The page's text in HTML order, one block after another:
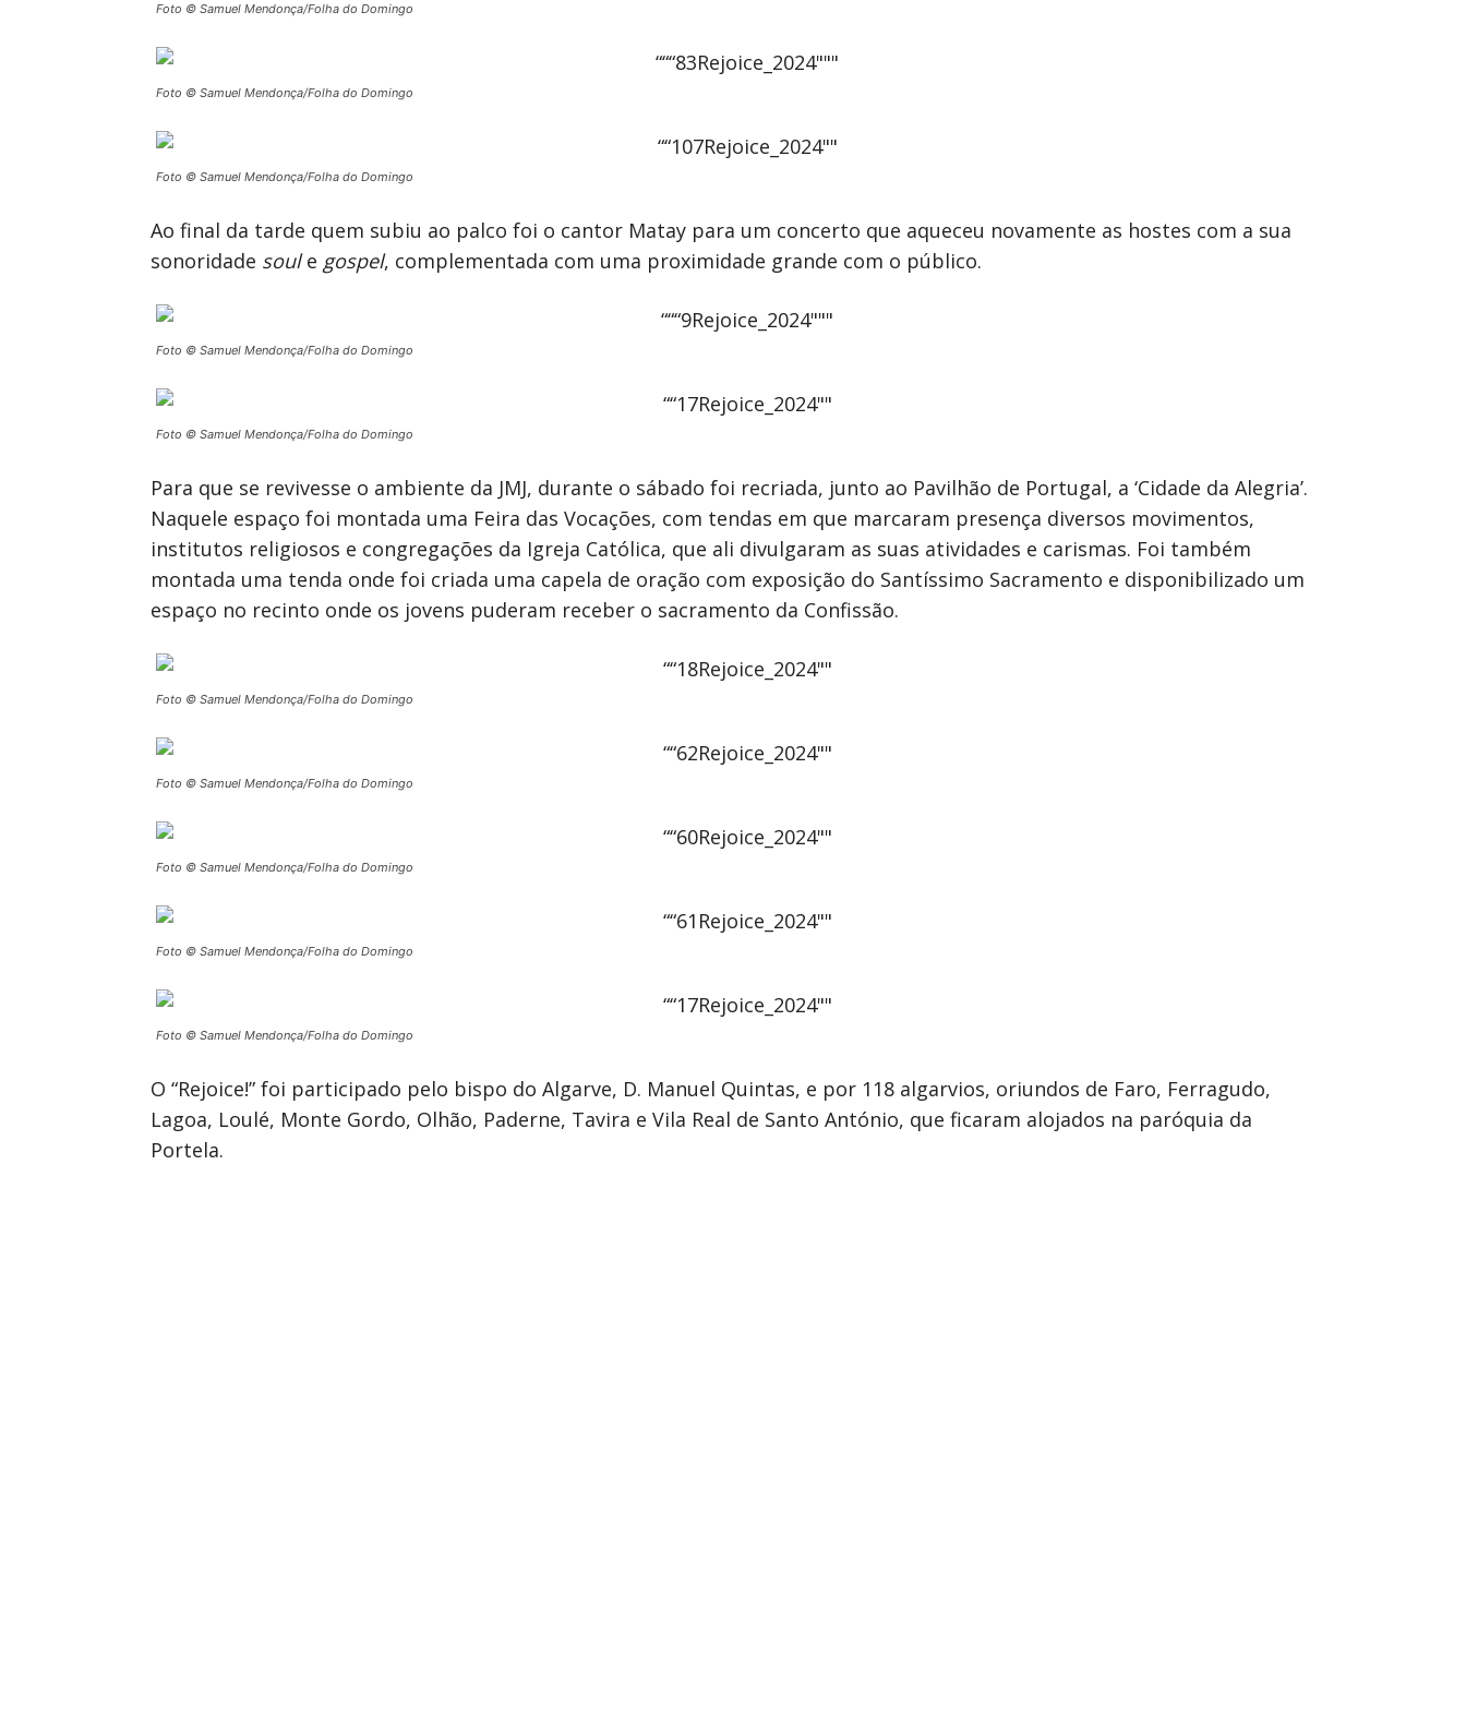
Foto © Samuel Mendonça/Folha do Domingo
Foto © Samuel Mendonça/Folha do Domingo
Foto © Samuel Mendonça/Folha do Domingo
Ao final da tarde quem subiu ao palco foi o cantor Matay para um concerto que aqueceu novamente as hostes com a sua
sonoridade soule gospel, complementada com uma proximidade grande com o público.
Foto © Samuel Mendonça/Folha do Domingo
Foto © Samuel Mendonça/Folha do Domingo
Para que se revivesse o ambiente da JMJ, durante o sábado foi recriada, junto ao Pavilhão de Portugal, a ‘Cidade da Alegria’.
Naquele espaço foi montada uma Feira das Vocações, com tendas em que marcaram presença diversos movimentos,
institutos religiosos e congregações da Igreja Católica, que ali divulgaram as suas atividades e carismas. Foi também
montada uma tenda onde foi criada uma capela de oração com exposição do Santíssimo Sacramento e disponibilizado um
espaço no recinto onde os jovens puderam receber o sacramento da Confissão.
Foto © Samuel Mendonça/Folha do Domingo
Foto © Samuel Mendonça/Folha do Domingo
Foto © Samuel Mendonça/Folha do Domingo
Foto © Samuel Mendonça/Folha do Domingo
Foto © Samuel Mendonça/Folha do Domingo
O “Rejoice!” foi participado pelo bispo do Algarve, D. Manuel Quintas, e por 118 algarvios, oriundos de Faro, Ferragudo,
Lagoa, Loulé, Monte Gordo, Olhão, Paderne, Tavira e Vila Real de Santo António, que ficaram alojados na paróquia da
Portela.